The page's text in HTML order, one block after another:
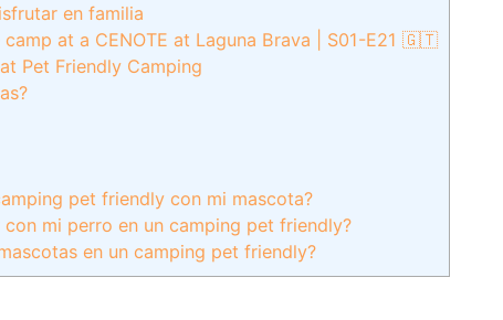
en familia
camp at a CENOTE at Laguna Brava | S01-E21 🇬🇹
Pet Friendly Camping
pet friendly con mi mascota?
mi perro en un camping pet friendly?
en un camping pet friendly?